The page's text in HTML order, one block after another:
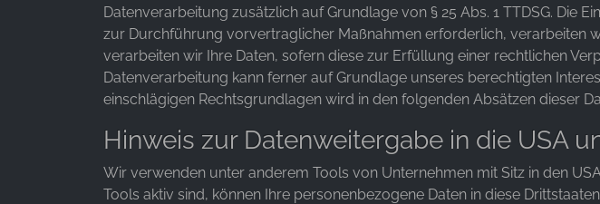
Datenverarbeitung zusätzlich auf Grundlage von § 25 Abs. 1 TTDSG. Die
zur Durchführung vorvertraglicher Maßnahmen erforderlich, verarbeiten
verarbeiten wir Ihre Daten, sofern diese zur Erfüllung einer rechtlichen
Datenverarbeitung kann ferner auf Grundlage unseres berechtigten
einschlägigen Rechtsgrundlagen wird in den folgenden Absätzen dieser
Hinweis zur Datenweitergabe in die USA
Wir verwenden unter anderem Tools von Unternehmen mit Sitz in den
Tools aktiv sind, können Ihre personenbezogene Daten in diese